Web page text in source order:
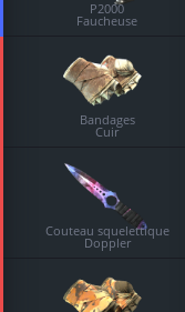
P2000
Faucheuse
Bandages
Cuir
Couteau squelettique
Doppler